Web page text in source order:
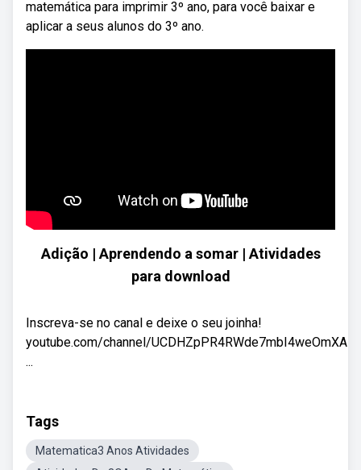
matemática para imprimir 3º ano, para você baixar e
aplicar a seus alunos do 3º ano.
Adição | Aprendendo a somar | Atividades
para download
Inscreva-se no canal e deixe o seu joinha!
youtube.com/channel/UCDHZpPR4RWde7mbI4weOmXA
...
Tags
Matematica3 Anos Atividades